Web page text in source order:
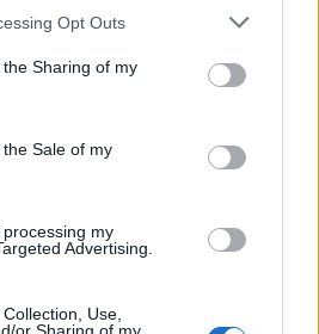
app uses one or more Google
usage behaviour. You may click to
Google and its third-party tags to
purposes in below Google
Opt Outs
Sharing of my
Sale of my
my
Advertising.
Use,
teljesen új Bicske Kelet
korszerűsít és négy új,
létre az MKIF az M1-es
és jelzőlámpás